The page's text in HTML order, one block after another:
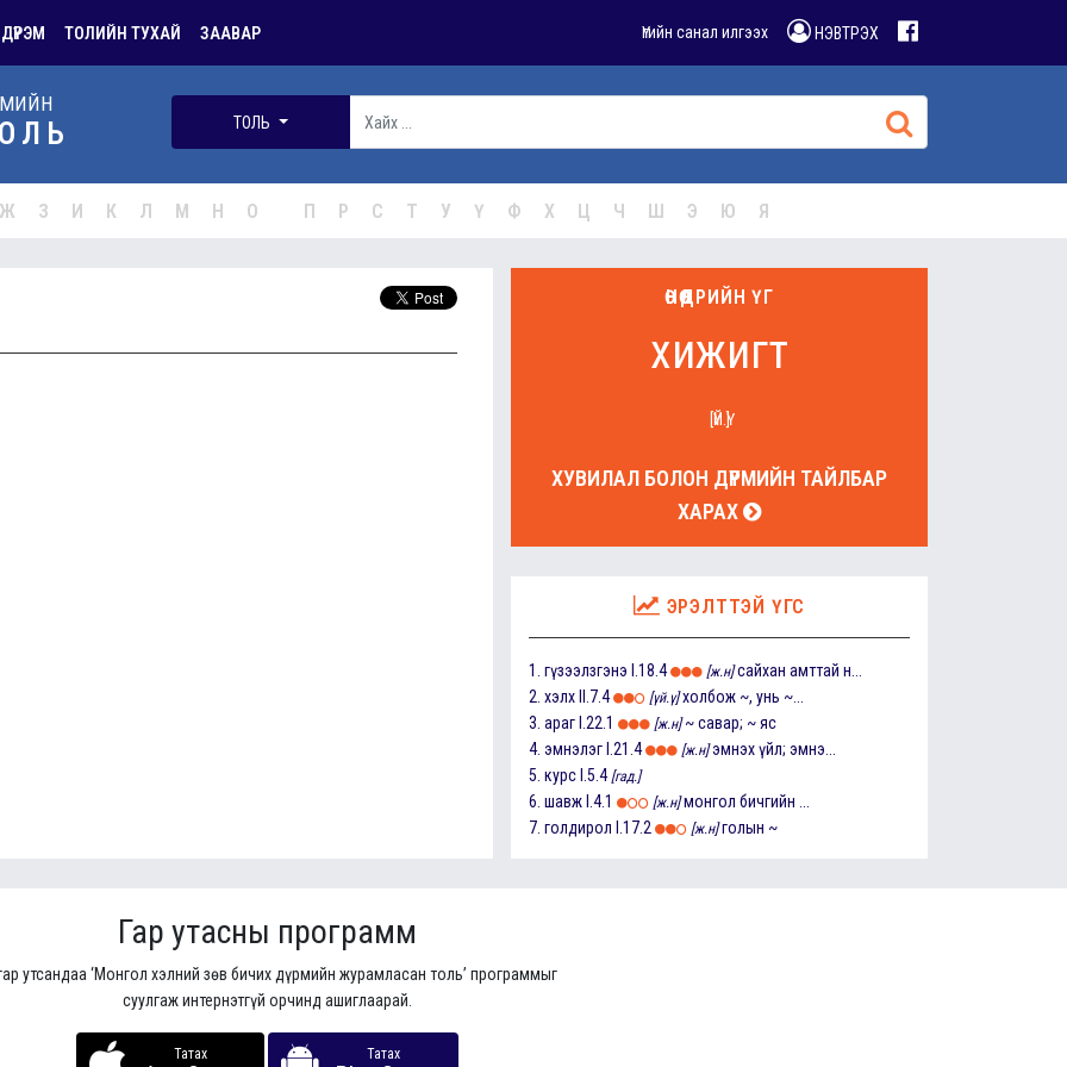
ТОЛИЙН ТУХАЙ ЗААВАР Үгийн санал илгээх НЭВТРЭХ
ТОЛЬ
З И К Л М Н О П Р С Т У Ү Ф Х Ц Ч Ш Э Ю Я
ӨНӨӨДРИЙН ҮГ
хижигт
[ҮЙ.Ү]
ХУВИЛАЛ БОЛОН ДҮРМИЙН ТАЙЛБАР
ХАРАХ
ЭРЭЛТТЭЙ ҮГС
1. гүзээлзгэнэ I.18.4 [ж.н] сайхан амттай н...
2. хэлх II.7.4 [үй.ү] холбож ~, унь ~...
3. араг I.22.1 [ж.н] ~ савар; ~ яс
4. эмнэлэг I.21.4 [ж.н] эмнэх үйл; эмнэ...
5. курс I.5.4 [гад.]
6. шавж I.4.1 [ж.н] монгол бичгийн ...
7. голдирол I.17.2 [ж.н] голын ~
Гар утасны программ
утсандаа ‘Монгол хэлний зөв бичих дүрмийн журамласан толь’ программыг
суулгаж интернэтгүй орчинд ашиглаарай.
Татах Татах